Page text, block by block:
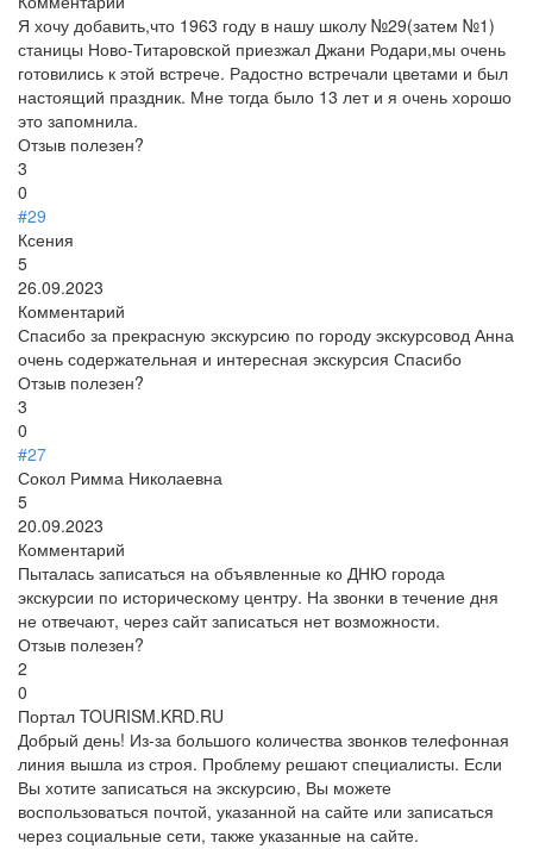
Я хочу добавить,что 1963 году в нашу школу №29(затем №1)
станицы Ново-Титаровской приезжал Джани Родари,мы очень
готовились к этой встрече. Радостно встречали цветами и был
настоящий праздник. Мне тогда было 13 лет и я очень хорошо
это запомнила.
Отзыв полезен?
3
0
#29
Ксения
5
26.09.2023
Комментарий
Спасибо за прекрасную экскурсию по городу экскурсовод Анна
очень содержательная и интересная экскурсия Спасибо
Отзыв полезен?
3
0
#27
Сокол Римма Николаевна
5
20.09.2023
Комментарий
Пыталась записаться на объявленные ко ДНЮ города
экскурсии по историческому центру. На звонки в течение дня
не отвечают, через сайт записаться нет возможности.
Отзыв полезен?
2
0
Портал TOURISM.KRD.RU
Добрый день! Из-за большого количества звонков телефонная
линия вышла из строя. Проблему решают специалисты. Если
Вы хотите записаться на экскурсию, Вы можете
воспользоваться почтой, указанной на сайте или записаться
через социальные сети, также указанные на сайте.